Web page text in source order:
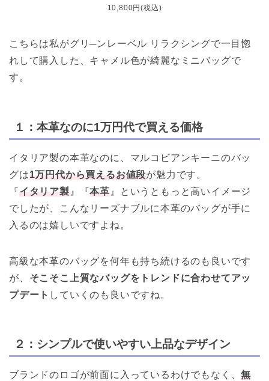
10,800円(税込)
こちらは私がグリ─ンレーベル リラクシングで一目惚
れして購入した、キャメル色が綺麗なミニバッグで
す。
１：本革なのに1万円代で買える価格
イタリア製の本革なのに、マルコビアンキーニのバッ
グは1万円代から買えるお値段が魅力です。
『イタリア製』『本革 』というともっと高いイメージ
でしたが、こんなリーズナブルに本革のバッグが手に
入るのは嬉しいですよね。
高級な本革のバッグを何年も持ち続けるのも良いです
が、 そこそこ上質なバッグをトレンドに合わせてアッ
プデート していくのも良いですね。
２：シンプルで使いやすい上品なデザイン
ブランドのロゴが前面に入っているわけでもなく、無